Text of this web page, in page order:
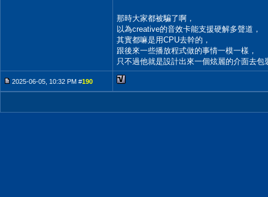
那時大家都被騙了啊，
以為creative的音效卡能支援硬解多聲道，
其實都嘛是用CPU去幹的，
跟後來一些播放程式做的事情一模一樣，
只不過他就是設計出來一個炫麗的介面去包
2025-06-05, 10:32 PM #190